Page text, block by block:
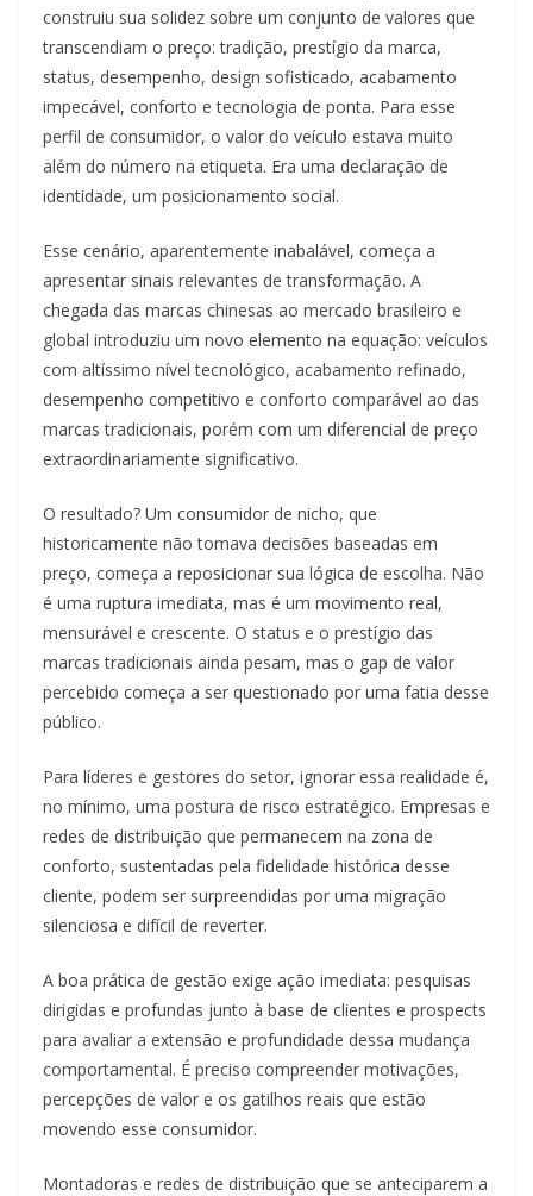
construiu sua solidez sobre um conjunto de valores que
transcendiam o preço: tradição, prestígio da marca,
status, desempenho, design sofisticado, acabamento
impecável, conforto e tecnologia de ponta. Para esse
perfil de consumidor, o valor do veículo estava muito
além do número na etiqueta. Era uma declaração de
identidade, um posicionamento social.
Esse cenário, aparentemente inabalável, começa a
apresentar sinais relevantes de transformação. A
chegada das marcas chinesas ao mercado brasileiro e
global introduziu um novo elemento na equação: veículos
com altíssimo nível tecnológico, acabamento refinado,
desempenho competitivo e conforto comparável ao das
marcas tradicionais, porém com um diferencial de preço
extraordinariamente significativo.
O resultado? Um consumidor de nicho, que
historicamente não tomava decisões baseadas em
preço, começa a reposicionar sua lógica de escolha. Não
é uma ruptura imediata, mas é um movimento real,
mensurável e crescente. O status e o prestígio das
marcas tradicionais ainda pesam, mas o gap de valor
percebido começa a ser questionado por uma fatia desse
público.
Para líderes e gestores do setor, ignorar essa realidade é,
no mínimo, uma postura de risco estratégico. Empresas e
redes de distribuição que permanecem na zona de
conforto, sustentadas pela fidelidade histórica desse
cliente, podem ser surpreendidas por uma migração
silenciosa e difícil de reverter.
A boa prática de gestão exige ação imediata: pesquisas
dirigidas e profundas junto à base de clientes e prospects
para avaliar a extensão e profundidade dessa mudança
comportamental. É preciso compreender motivações,
percepções de valor e os gatilhos reais que estão
movendo esse consumidor.
Montadoras e redes de distribuição que se anteciparem a